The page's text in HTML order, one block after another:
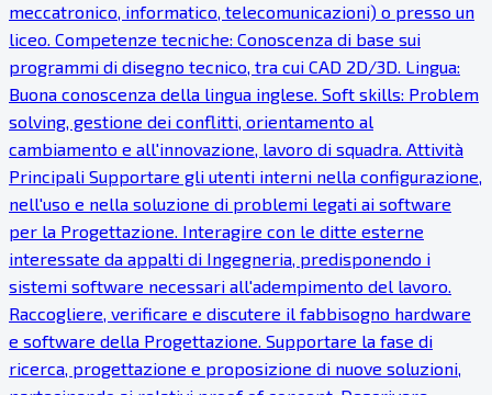
meccatronico, informatico, telecomunicazioni) o presso un
liceo. Competenze tecniche: Conoscenza di base sui
programmi di disegno tecnico, tra cui CAD 2D/3D. Lingua:
Buona conoscenza della lingua inglese. Soft skills: Problem
solving, gestione dei conflitti, orientamento al
cambiamento e all'innovazione, lavoro di squadra. Attività
Principali Supportare gli utenti interni nella configurazione,
nell'uso e nella soluzione di problemi legati ai software
per la Progettazione. Interagire con le ditte esterne
interessate da appalti di Ingegneria, predisponendo i
sistemi software necessari all'adempimento del lavoro.
Raccogliere, verificare e discutere il fabbisogno hardware
e software della Progettazione. Supportare la fase di
ricerca, progettazione e proposizione di nuove soluzioni,